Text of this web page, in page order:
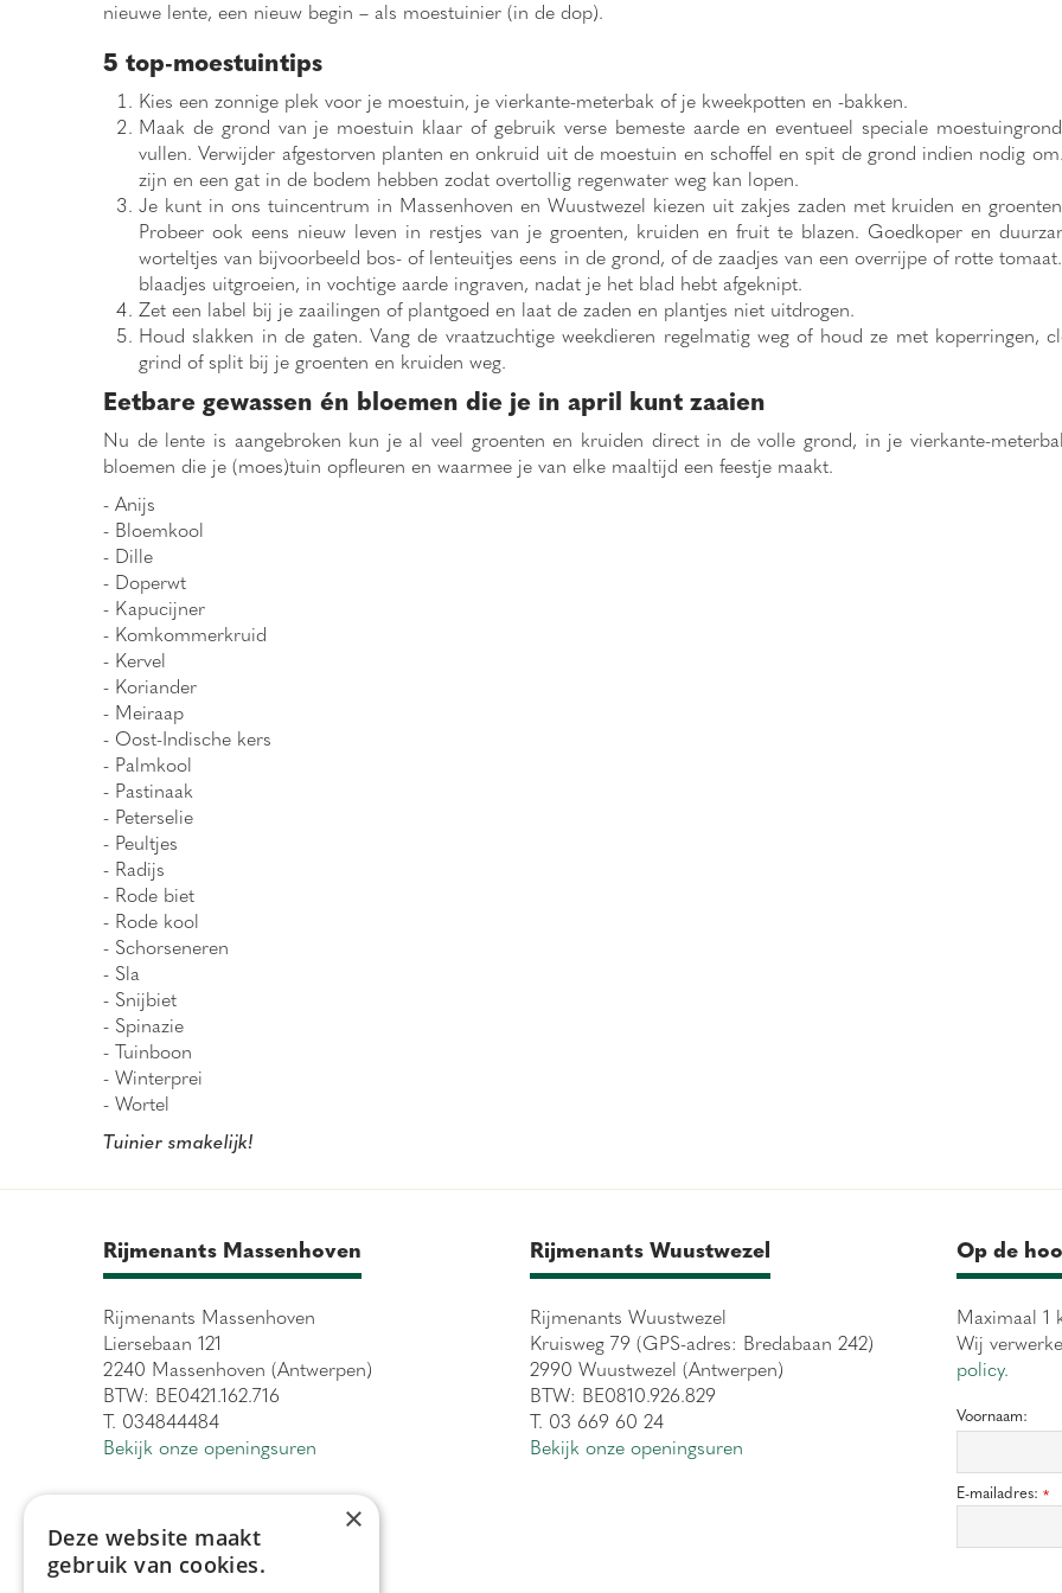
nieuwe lente, een nieuw begin – als moestuinier (in de dop).
5 top-moestuintips
Kies een zonnige plek voor je moestuin, je vierkante-meterbak of je kweekpotten en -bakken.
Maak de grond van je moestuin klaar of gebruik verse bemeste aarde en eventueel speciale
vullen. Verwijder afgestorven planten en onkruid uit de moestuin en schoffel en spit de grond indien nodig
zijn en een gat in de bodem hebben zodat overtollig regenwater weg kan lopen.
Je kunt in ons tuincentrum in Massenhoven en Wuustwezel kiezen uit zakjes zaden met kruiden en
Probeer ook eens nieuw leven in restjes van je groenten, kruiden en fruit te blazen. Goedkoper en
worteltjes van bijvoorbeeld bos- of lenteuitjes eens in de grond, of de zaadjes van een overrijpe of rotte
blaadjes uitgroeien, in vochtige aarde ingraven, nadat je het blad hebt afgeknipt.
Zet een label bij je zaailingen of plantgoed en laat de zaden en plantjes niet uitdrogen.
Houd slakken in de gaten. Vang de vraatzuchtige weekdieren regelmatig weg of houd ze met koperringen,
grind of split bij je groenten en kruiden weg.
Eetbare gewassen én bloemen die je in april kunt zaaien
Nu de lente is aangebroken kun je al veel groenten en kruiden direct in de volle grond, in je vierkante-
bloemen die je (moes)tuin opfleuren en waarmee je van elke maaltijd een feestje maakt.
- Anijs
- Bloemkool
- Dille
- Doperwt
- Kapucijner
- Komkommerkruid
- Kervel
- Koriander
- Meiraap
- Oost-Indische kers
- Palmkool
- Pastinaak
- Peterselie
- Peultjes
- Radijs
- Rode biet
- Rode kool
- Schorseneren
- Sla
- Snijbiet
- Spinazie
- Tuinboon
- Winterprei
- Wortel
Tuinier smakelijk!
Rijmenants Massenhoven
Rijmenants Massenhoven
Liersebaan 121
2240 Massenhoven (Antwerpen)
BTW: BE0421.162.716
T. 034844484
Bekijk onze openingsuren
Rijmenants Wuustwezel
Rijmenants Wuustwezel
Kruisweg 79 (GPS-adres: Bredabaan 242)
2990 Wuustwezel (Antwerpen)
BTW: BE0810.926.829
T. 03 669 60 24
Bekijk onze openingsuren
Op de
Maximaal 1
Wij
policy.
Voornaam:
E-mailadres: *
×
Deze website maakt
gebruik van cookies.